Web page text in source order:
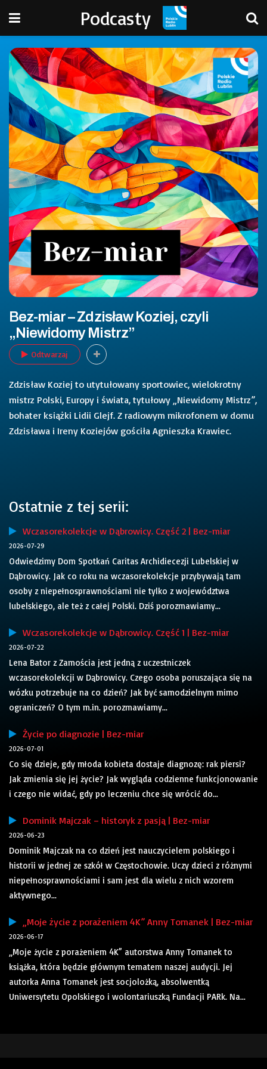
Podcasty
Bez-miar – Zdzisław Koziej, czyli
„Niewidomy Mistrz”
Odtwarzaj
Zdzisław Koziej to utytułowany sportowiec, wielokrotny
mistrz Polski, Europy i świata, tytułowy „Niewidomy Mistrz”,
bohater książki Lidii Glejf. Z radiowym mikrofonem w domu
Zdzisława i Ireny Koziejów gościła Agnieszka Krawiec.
Ostatnie z tej serii:
Wczasorekolekcje w Dąbrowicy. Część 2 | Bez-miar
2026-07-29
Odwiedzimy Dom Spotkań Caritas Archidiecezji Lubelskiej w
Dąbrowicy. Jak co roku na wczasorekolekcje przybywają tam
osoby z niepełnosprawnościami nie tylko z województwa
lubelskiego, ale też z całej Polski. Dziś porozmawiamy...
Wczasorekolekcje w Dąbrowicy. Część 1 | Bez-miar
2026-07-22
Lena Bator z Zamościa jest jedną z uczestniczek
wczasorekolekcji w Dąbrowicy. Czego osoba poruszająca się na
wózku potrzebuje na co dzień? Jak być samodzielnym mimo
ograniczeń? O tym m.in. porozmawiamy...
Życie po diagnozie | Bez-miar
2026-07-01
Co się dzieje, gdy młoda kobieta dostaje diagnozę: rak piersi?
Jak zmienia się jej życie? Jak wygląda codzienne funkcjonowanie
i czego nie widać, gdy po leczeniu chce się wrócić do...
Dominik Majczak – historyk z pasją | Bez-miar
2026-06-23
Dominik Majczak na co dzień jest nauczycielem polskiego i
historii w jednej ze szkół w Częstochowie. Uczy dzieci z różnymi
niepełnosprawnościami i sam jest dla wielu z nich wzorem
aktywnego...
„Moje życie z porażeniem 4K” Anny Tomanek | Bez-miar
2026-06-17
„Moje życie z porażeniem 4K” autorstwa Anny Tomanek to
książka, która będzie głównym tematem naszej audycji. Jej
autorka Anna Tomanek jest socjolożką, absolwentką
Uniwersytetu Opolskiego i wolontariuszką Fundacji PARk. Na...